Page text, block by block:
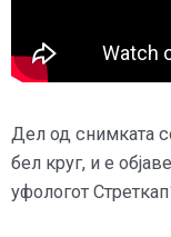
Дел од снимката
бел круг, и е
уфологот